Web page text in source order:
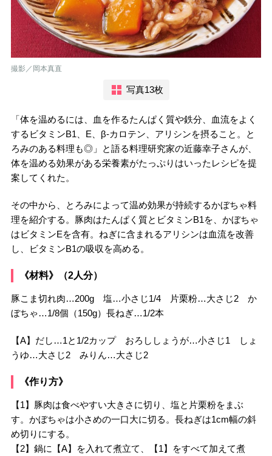
撮影／岡本真直
写真13枚
「体を温めるには、血を作るたんぱく質や鉄分、血流をよく
するビタミンB1、E、β-カロテン、アリシンを摂ること。と
ろみのある料理も◎」と語る料理研究家の近藤幸子さんが、
体を温める効果がある栄養素がたっぷりはいったレシピを提
案してくれた。
その中から、とろみによって温め効果が持続するかぼちゃ料
理を紹介する。豚肉はたんぱく質とビタミンB1を、かぼちゃ
はビタミンEを含有。ねぎに含まれるアリシンは血流を改善
し、ビタミンB1の吸収を高める。
《材料》（2人分）
豚こま切れ肉…200g 塩…小さじ1/4 片栗粉…大さじ2 か
ぼちゃ…1/8個（150g）長ねぎ…1/2本
【A】だし…1と1/2カップ おろししょうが…小さじ1 しょ
うゆ…大さじ2 みりん…大さじ2
《作り方》
【1】豚肉は食べやすい大きさに切り、塩と片栗粉をまぶ
す。かぼちゃは小さめの一口大に切る。長ねぎは1cm幅の斜
め切りにする。
【2】鍋に【A】を入れて煮立て、【1】をすべて加えて煮